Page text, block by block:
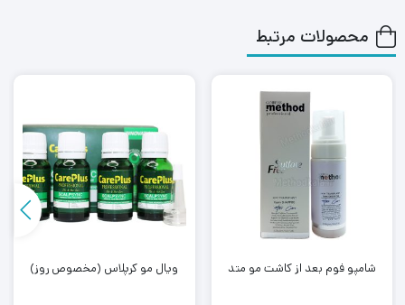
محصولات مرتبط
شامپو فوم بعد از کاشت مو متد ویال مو کرپلاس (مخصوص روز)